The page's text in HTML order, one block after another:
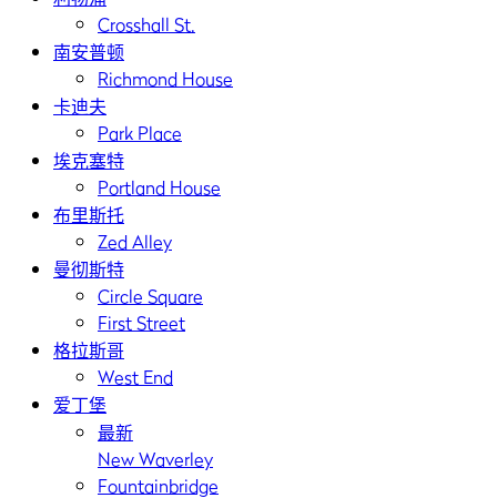
Crosshall St.
南安普顿
Richmond House
卡迪夫
Park Place
埃克塞特
Portland House
布里斯托
Zed Alley
曼彻斯特
Circle Square
First Street
格拉斯哥
West End
爱丁堡
最新
New Waverley
Fountainbridge